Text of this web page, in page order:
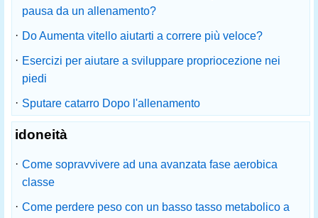
pausa da un allenamento?
· Do Aumenta vitello aiutarti a correre più veloce?
· Esercizi per aiutare a sviluppare propriocezione nei
piedi
· Sputare catarro Dopo l'allenamento
idoneità
· Come sopravvivere ad una avanzata fase aerobica
classe
· Come perdere peso con un basso tasso metabolico a